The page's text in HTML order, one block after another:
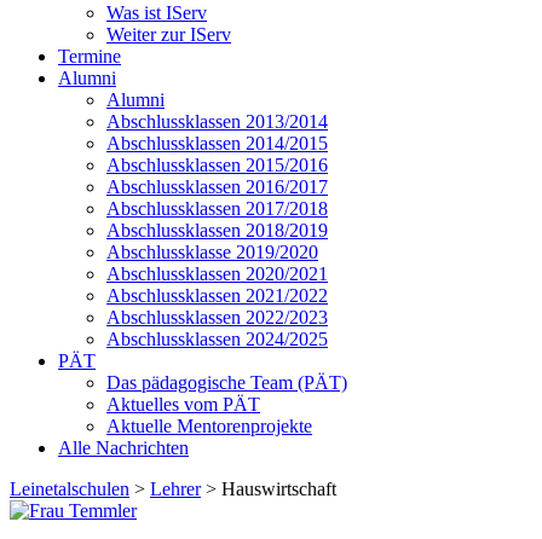
Was ist IServ
Weiter zur IServ
Termine
Alumni
Alumni
Abschlussklassen 2013/2014
Abschlussklassen 2014/2015
Abschlussklassen 2015/2016
Abschlussklassen 2016/2017
Abschlussklassen 2017/2018
Abschlussklassen 2018/2019
Abschlussklasse 2019/2020
Abschlussklassen 2020/2021
Abschlussklassen 2021/2022
Abschlussklassen 2022/2023
Abschlussklassen 2024/2025
PÄT
Das pädagogische Team (PÄT)
Aktuelles vom PÄT
Aktuelle Mentorenprojekte
Alle Nachrichten
Leinetalschulen > Lehrer> Hauswirtschaft